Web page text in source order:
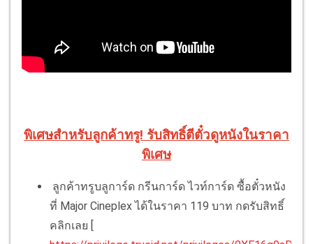
พิเศษสำหรับลูกค้าทรู! รับสิทธิ์ตีตั๋วดูหนังในราคา
พิเศษ
ลูกค้าทรูบลูการ์ด กรีนการ์ด ไวท์การ์ด ซื้อตั๋วหนัง
ที่ Major Cineplex ได้ในราคา 119 บาท กดรับสิทธิ์
คลิกเลย [